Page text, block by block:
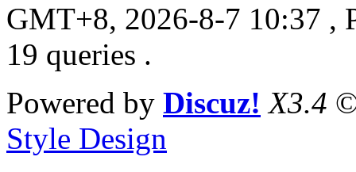
GMT+8, 2026-8-7 10:37 ,
19 queries .
Powered by Discuz! X3.4
Style Design